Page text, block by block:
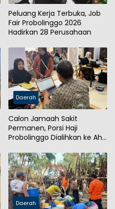
Peluang Kerja Terbuka, Job
Fair Probolinggo 2026
Hadirkan 28 Perusahaan
Daerah
Calon Jamaah Sakit
Permanen, Porsi Haji
Probolinggo Dialihkan ke Ahli
Daerah